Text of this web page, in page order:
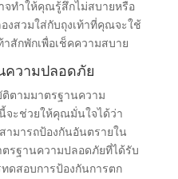
จทำให้คุณรู้สึกไม่สบายหรือ
งสวมใส่กับถุงเท้าที่คุณจะใช้
สักพักเพื่อเช็คความสบาย
ความปลอดภัย
ติตามมาตรฐานความ
จะช่วยให้คุณมั่นใจได้ว่า
มารถป้องกันอันตรายใน
ตรฐานความปลอดภัยที่ได้รับ
ดสอบการป้องกันการตก